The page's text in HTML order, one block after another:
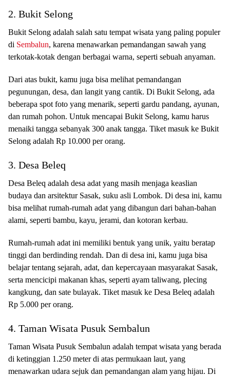
2. Bukit Selong
Bukit Selong adalah salah satu tempat wisata yang paling populer
di Sembalun, karena menawarkan pemandangan sawah yang
terkotak-kotak dengan berbagai warna, seperti sebuah anyaman.
Dari atas bukit, kamu juga bisa melihat pemandangan
pegunungan, desa, dan langit yang cantik. Di Bukit Selong, ada
beberapa spot foto yang menarik, seperti gardu pandang, ayunan,
dan rumah pohon. Untuk mencapai Bukit Selong, kamu harus
menaiki tangga sebanyak 300 anak tangga. Tiket masuk ke Bukit
Selong adalah Rp 10.000 per orang.
3. Desa Beleq
Desa Beleq adalah desa adat yang masih menjaga keaslian
budaya dan arsitektur Sasak, suku asli Lombok. Di desa ini, kamu
bisa melihat rumah-rumah adat yang dibangun dari bahan-bahan
alami, seperti bambu, kayu, jerami, dan kotoran kerbau.
Rumah-rumah adat ini memiliki bentuk yang unik, yaitu beratap
tinggi dan berdinding rendah. Dan di desa ini, kamu juga bisa
belajar tentang sejarah, adat, dan kepercayaan masyarakat Sasak,
serta mencicipi makanan khas, seperti ayam taliwang, plecing
kangkung, dan sate bulayak. Tiket masuk ke Desa Beleq adalah
Rp 5.000 per orang.
4. Taman Wisata Pusuk Sembalun
Taman Wisata Pusuk Sembalun adalah tempat wisata yang berada
di ketinggian 1.250 meter di atas permukaan laut, yang
menawarkan udara sejuk dan pemandangan alam yang hijau. Di